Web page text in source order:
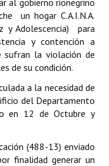
al gobierno rionegrino
un hogar C.A.I.N.A.
y Adolescencia) para
y contención a
sufran la violación de
de su condición.
a la necesidad de
del Departamento
en 12 de Octubre y
(488-13) enviado
finalidad generar un